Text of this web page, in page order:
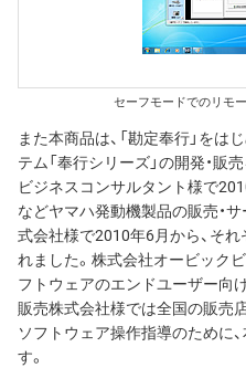
セーフモードでのリモ
また本商品は、「勘定奉行」を
テム「奉行シリーズ」の開発・
ビジネスコンサルタント様で
などヤマハ発動機製品の販売・
式会社様で2010年6月から、そ
れました。株式会社オービック
フトウェアのエンドユーザー向
販売株式会社様では全国の販売
ソフトウェア操作指導のために
す。